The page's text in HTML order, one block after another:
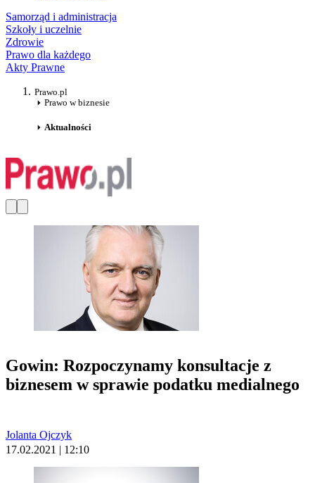
Samorząd i administracja
Szkoły i uczelnie
Zdrowie
Prawo dla każdego
Akty Prawne
Prawo.pl
Prawo w biznesie
Aktualności
Gowin: Rozpoczynamy konsultacje z
biznesem w sprawie podatku medialnego
Jolanta Ojczyk
17.02.2021 | 12:10